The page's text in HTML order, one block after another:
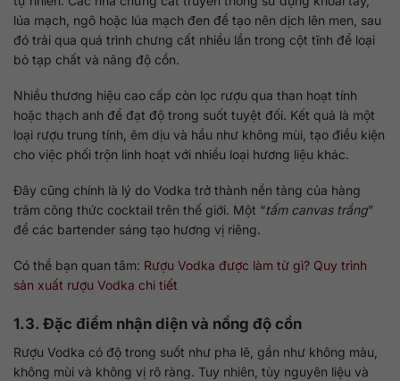
lúa mạch, ngô hoặc lúa mạch đen để tạo nên dịch lên men, sau
đó trải qua quá trình chưng cất nhiều lần trong cột tĩnh để loại
bỏ tạp chất và nâng độ cồn.
Nhiều thương hiệu cao cấp còn lọc rượu qua than hoạt tính
hoặc thạch anh để đạt độ trong suốt tuyệt đối. Kết quả là một
loại rượu trung tính, êm dịu và hầu như không mùi, tạo điều kiện
cho việc phối trộn linh hoạt với nhiều loại hương liệu khác.
Đây cũng chính là lý do Vodka trở thành nền tảng của hàng
trăm công thức cocktail trên thế giới. Một “tấm canvas trắng”
để các bartender sáng tạo hương vị riêng.
Có thể bạn quan tâm: Rượu Vodka được làm từ gì? Quy trình
sản xuất rượu Vodka chi tiết
1.3. Đặc điểm nhận diện và nồng độ cồn
Rượu Vodka có độ trong suốt như pha lê, gần như không màu,
không mùi và không vị rõ ràng. Tuy nhiên, tùy nguyên liệu và